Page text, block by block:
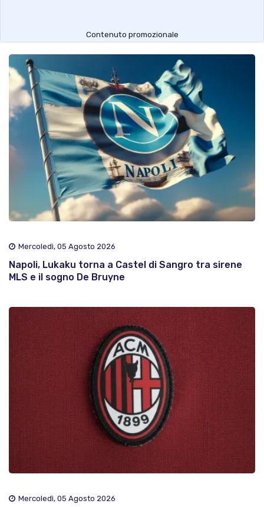
Contenuto promozionale
Mercoledì, 05 Agosto 2026
Napoli, Lukaku torna a Castel di Sangro tra sirene
MLS e il sogno De Bruyne
Mercoledì, 05 Agosto 2026